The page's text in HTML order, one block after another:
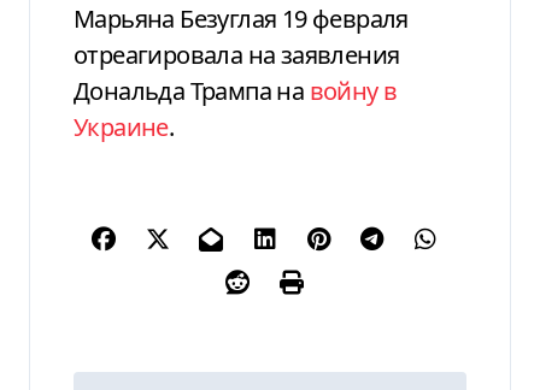
Марьяна Безуглая 19 февраля
отреагировала на заявления
Дональда Трампа на войну в
Украине.